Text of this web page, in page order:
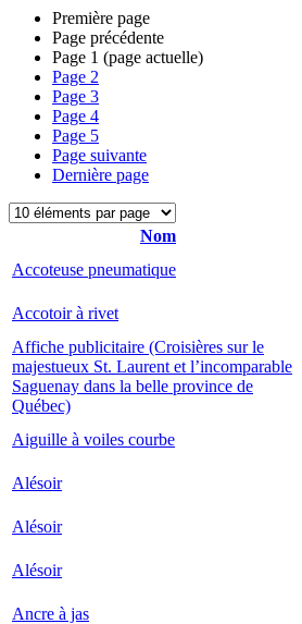
Première page
Page précédente
Page 1 (page actuelle)
Page 2
Page 3
Page 4
Page 5
Page suivante
Dernière page
Nom
Accoteuse pneumatique
Accotoir à rivet
Affiche publicitaire (Croisières sur le
majestueux St. Laurent et l’incomparable
Saguenay dans la belle province de
Québec)
Aiguille à voiles courbe
Alésoir
Alésoir
Alésoir
Ancre à jas